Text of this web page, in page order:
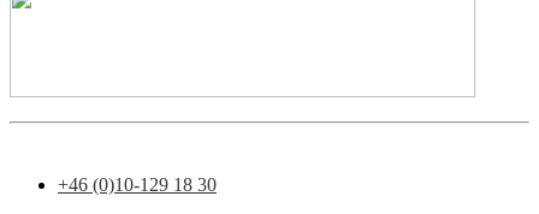
+46 (0)10-129 18 30